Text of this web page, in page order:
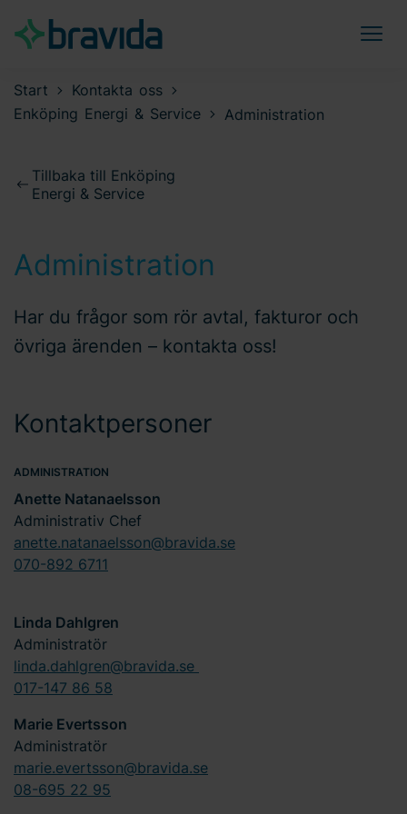
Start
Kontakta oss
Enköping Energi & Service
Administration
Tillbaka till Enköping
Energi & Service
Administration
Har du frågor som rör avtal, fakturor och
övriga ärenden – kontakta oss!
Kontaktpersoner
ADMINISTRATION
Anette Natanaelsson
Administrativ Chef
anette.natanaelsson@bravida.se
070-892 6711
Linda Dahlgren
Administratör
linda.dahlgren@bravida.se
017-147 86 58
Marie Evertsson
Administratör
marie.evertsson@bravida.se
08-695 22 95